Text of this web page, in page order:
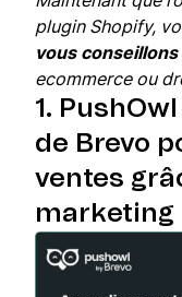
plugin Shopify,
vous conseillons
ecommerce ou
1.
de Brevo
ventes
marketing